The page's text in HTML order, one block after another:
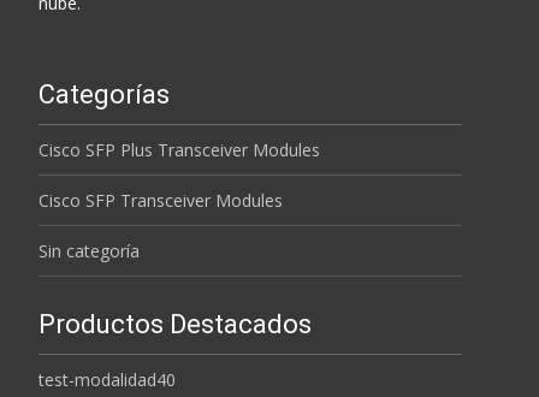
Categorías
Cisco SFP Plus Transceiver Modules
Cisco SFP Transceiver Modules
Sin categoría
Productos Destacados
test-modalidad40